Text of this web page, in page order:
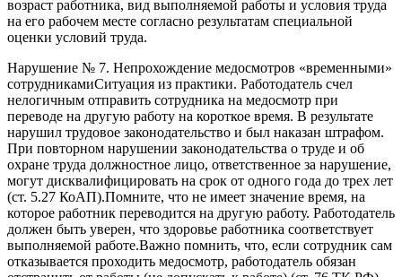
возраст работника, вид выполняемой работы и условия труда
на его рабочем месте согласно результатам специальной
оценки условий труда.
Нарушение № 7. Непрохождение медосмотров «временными»
сотрудникамиСитуация из практики. Работодатель счел
нелогичным отправить сотрудника на медосмотр при
переводе на другую работу на короткое время. В результате
нарушил трудовое законодательство и был наказан штрафом.
При повторном нарушении законодательства о труде и об
охране труда должностное лицо, ответственное за нарушение,
могут дисквалифицировать на срок от одного года до трех лет
(ст. 5.27 КоАП).Помните, что не имеет значение время, на
которое работник переводится на другую работу. Работодатель
должен быть уверен, что здоровье работника соответствует
выполняемой работе.Важно помнить, что, если сотрудник сам
отказывается проходить медосмотр, работодатель обязан